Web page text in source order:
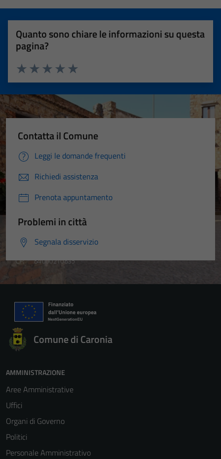
Quanto sono chiare le informazioni su questa
pagina?
Valuta 5 stelle su 5
Valuta 4 stelle su 5
Valuta 3 stelle su 5
Valuta 2 stelle su 5
Valuta 1 stelle su 5
Contatta il Comune
Leggi le domande frequenti
Richiedi assistenza
Prenota appuntamento
Problemi in città
Segnala disservizio
Comune di Caronia
AMMINISTRAZIONE
Aree Amministrative
Uffici
Organi di Governo
Politici
Personale Amministrativo